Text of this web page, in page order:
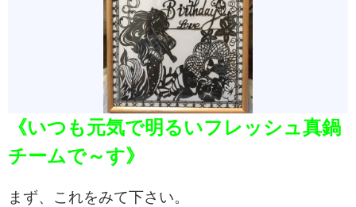
《いつも元気で明るいフレッシュ真鍋
チームで～す》
まず、これをみて下さい。